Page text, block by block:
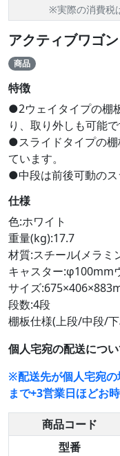
※実際の消費税
アクティブワゴ
商品
特徴
●2ウェイタイプの棚
り、取り外しも可能で
●スライドタイプの
ています。
●中段は前後可動のス
仕様
色:ホワイト
重量(kg):17.7
材質:スチール(メラミ
キャスター:φ100mm
サイズ
段数:4段
棚板仕様(上段/中段/
個人宅宛の配送につ
※配送先が個人宅宛
まで+3営業日ほどお
商品コード
型番